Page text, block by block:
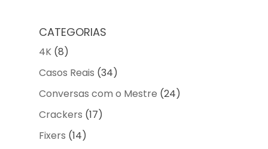
CATEGORIAS
4K(8)
Casos Reais (34)
Conversas com o Mestre (24)
Crackers (17)
Fixers (14)